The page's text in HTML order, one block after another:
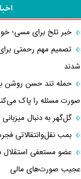
خبر تلخ برای مسی؛
تصمیم مهم رحمتی
شدند
حمله تند حسن روشن
صورت مسئله را پاک
گل‌گهر به دنبال
بمب نقل‌وانتقالاتی
عضو مستعفی استقلال
عجیب صورت‌های مالی